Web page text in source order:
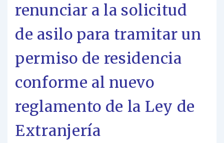
renunciar a la solicitud
de asilo para tramitar un
permiso de residencia
conforme al nuevo
reglamento de la Ley de
Extranjería